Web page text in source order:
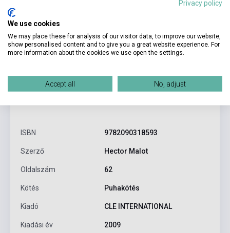
ISBN 9782090318593
Szerző Hector Malot
Oldalszám 62
Kötés Puhakötés
Kiadó CLE INTERNATIONAL
Kiadási év 2009
Privacy policy
We use cookies
We may place these for analysis of our visitor data, to improve our website,
show personalised content and to give you a great website experience. For
more information about the cookies we use open the settings.
Accept all No, adjust